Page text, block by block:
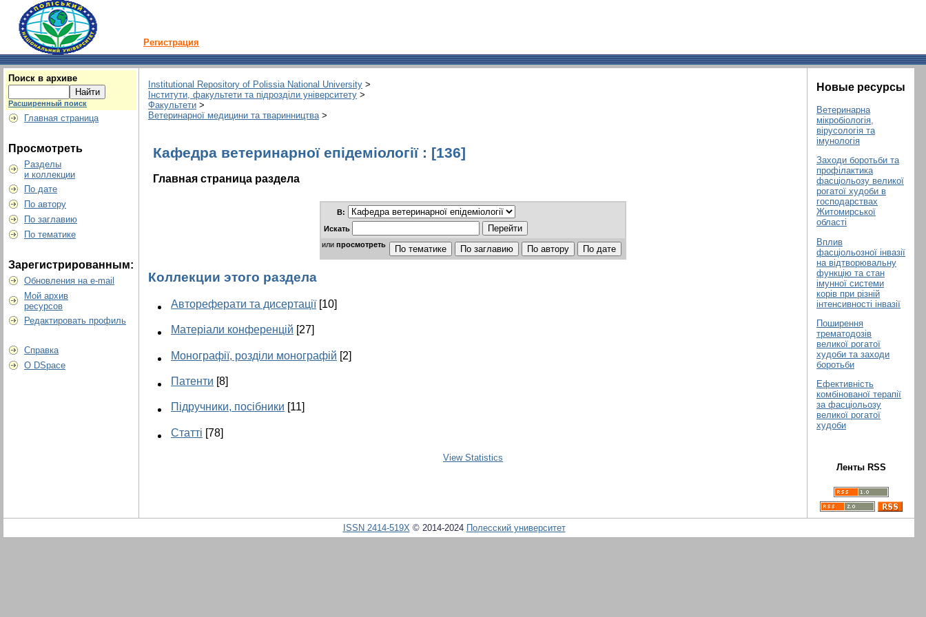
Регистрация
Поиск в архиве
Расширенный поиск
Главная страница
Просмотреть
Разделы
и коллекции
По дате
По автору
По заглавию
По тематике
Зарегистрированным:
Обновления на e-mail
Мой архив
ресурсов
Редактировать профиль
Справка
О DSpace
Institutional Repository of Polissia National University >
Інститути, факультети та підрозділи університету >
Факультети >
Ветеринарної медицини та тваринництва>
Кафедра ветеринарної епідеміології : [136]
Главная страница раздела
В:
Искать
или просмотреть
Коллекции этого раздела
Автореферати та дисертації[10]
Матеріали конференцій [27]
Монографії, розділи монографій [2]
Патенти [8]
Підручники, посібники [11]
Статті [78]
View Statistics
Новые ресурсы
Ветеринарна
мікробіологія,
вірусологія та
імунологія
Заходи боротьби та
профілактика
фасціольозу великої
рогатої худоби в
господарствах
Житомирської
області
Вплив
фасціольозної інвазії
на відтворювальну
функцію та стан
імунної системи
корів при різній
інтенсивності інвазії
Поширення
трематодозів
великої рогатої
худоби та заходи
боротьби
Ефективність
комбінованої терапії
за фасціольозу
великої рогатої
худоби
Ленты RSS
ISSN 2414-519X© 2014-2024 Полесский университет